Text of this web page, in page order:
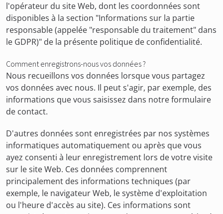
l'opérateur du site Web, dont les coordonnées sont
disponibles à la section "Informations sur la partie
responsable (appelée "responsable du traitement" dans
le GDPR)" de la présente politique de confidentialité.
Comment enregistrons-nous vos données ?
Nous recueillons vos données lorsque vous partagez
vos données avec nous. Il peut s'agir, par exemple, des
informations que vous saisissez dans notre formulaire
de contact.
D'autres données sont enregistrées par nos systèmes
informatiques automatiquement ou après que vous
ayez consenti à leur enregistrement lors de votre visite
sur le site Web. Ces données comprennent
principalement des informations techniques (par
exemple, le navigateur Web, le système d'exploitation
ou l'heure d'accès au site). Ces informations sont